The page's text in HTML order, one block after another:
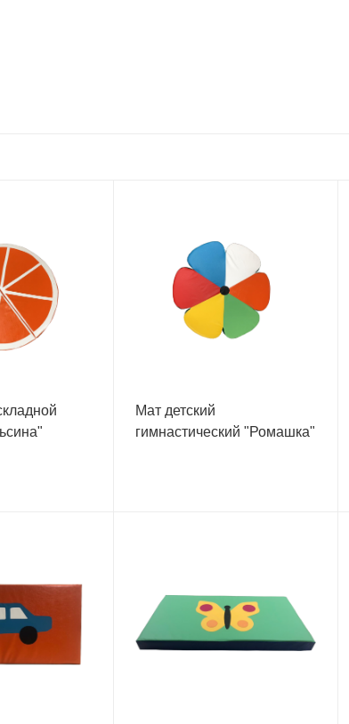
Мат детский
гимнастический "Ромашка"